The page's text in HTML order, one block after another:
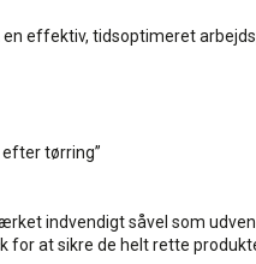
effektiv, tidsoptimeret
tørring”
indvendigt såvel som
at sikre de helt rette